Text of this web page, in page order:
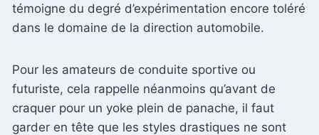
témoigne du degré d’expérimentation encore toléré
dans le domaine de la direction automobile.
Pour les amateurs de conduite sportive ou
futuriste, cela rappelle néanmoins qu’avant de
craquer pour un yoke plein de panache, il faut
garder en tête que les styles drastiques ne sont